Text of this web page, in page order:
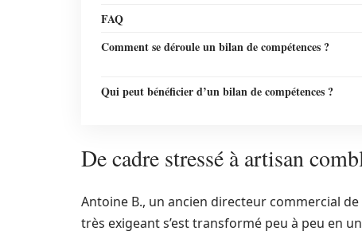
FAQ
Comment se déroule un bilan de compétences ?
Qui peut bénéficier d’un bilan de compétences ?
De cadre stressé à artisan
Antoine B., un ancien directeur commercial
très exigeant s’est transformé peu à peu en